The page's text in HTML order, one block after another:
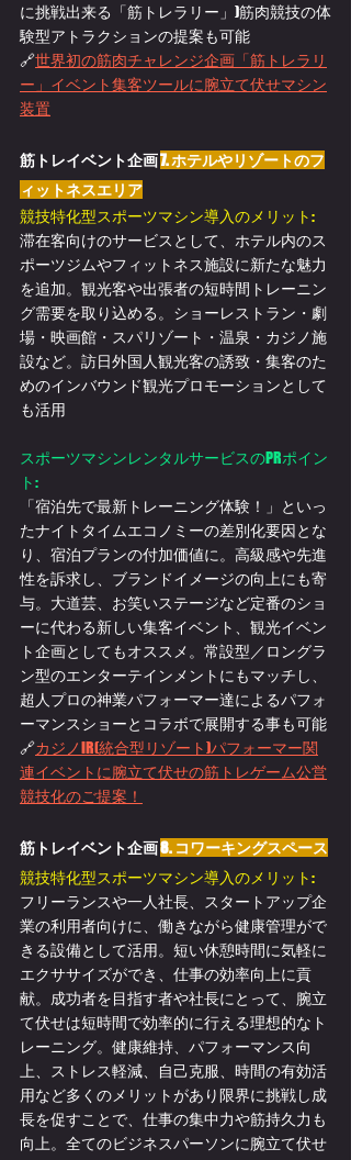
に挑戦出来る「筋トレラリー」)筋肉競技の体
験型アトラクションの提案も可能
🔗世界初の筋肉チャレンジ企画「筋トレラリ
ー」イベント集客ツールに腕立て伏せマシン
装置
筋トレイベント企画 7. ホテルやリゾートのフ
ィットネスエリア
競技特化型スポーツマシン導入のメリット:
滞在客向けのサービスとして、ホテル内のス
ポーツジムやフィットネス施設に新たな魅力
を追加。観光客や出張者の短時間トレーニン
グ需要を取り込める。ショーレストラン・劇
場・映画館・スパリゾート・温泉・カジノ施
設など。 訪日外国人観光客の誘致・集客のた
めのインバウンド観光プロモーションとして
も活用
スポーツマシンレンタルサービスのPRポイン
ト:
「宿泊先で最新トレーニング体験！」といっ
たナイトタイムエコノミーの差別化要因とな
り、宿泊プランの付加価値に。高級感や先進
性を訴求し、ブランドイメージの向上にも寄
与。大道芸、お笑いステージなど定番のショ
ーに代わる新しい集客イベント、観光イベン
ト企画としてもオススメ。 常設型／ロングラ
ン型のエンターテインメントにもマッチし、
超人プロの神業パフォーマー達によるパフォ
ーマンスショーとコラボで展開する事も可能
🔗カジノIR(統合型リゾート)パフォーマー関
連イベントに腕立て伏せの筋トレゲーム公営
競技化のご提案！
筋トレイベント企画 8. コワーキングスペース
競技特化型スポーツマシン導入のメリット:
フリーランスや一人社長、スタートアップ企
業の利用者向けに、働きながら健康管理がで
きる設備として活用。短い休憩時間に気軽に
エクササイズができ、仕事の効率向上に貢
献。成功者を目指す者や社長にとって、腕立
て伏せは短時間で効率的に行える理想的なト
レーニング。健康維持、パフォーマンス向
上、ストレス軽減、自己克服、時間の有効活
用など多くのメリットがあり限界に挑戦し成
長を促すことで、仕事の集中力や筋持久力も
向上。全てのビジネスパーソンに腕立て伏せ